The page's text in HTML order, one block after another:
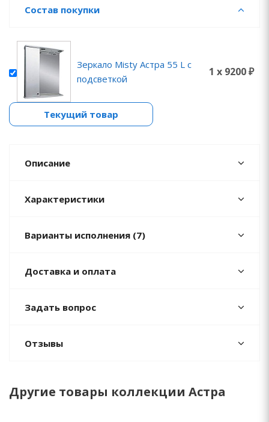
Состав покупки
Зеркало Misty Астра 55 L с
подсветкой
1 x 9200 ₽
Текущий товар
Описание
Характеристики
Варианты исполнения (7)
Доставка и оплата
Задать вопрос
Отзывы
Другие товары коллекции Астра